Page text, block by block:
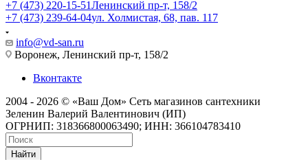
+7 (473) 220-15-51Ленинский пр-т, 158/2
+7 (473) 239-64-04ул. Холмистая, 68, пав. 117
info@vd-san.ru
Воронеж, Ленинский пр-т, 158/2
Вконтакте
2004 - 2026 © «Ваш Дом» Сеть магазинов сантехники
Зеленин Валерий Валентинович (ИП)
ОГРНИП: 318366800063490; ИНН: 366104783410
Найти